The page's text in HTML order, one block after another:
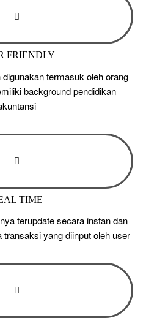
FRIENDLY
termasuk oleh orang
background pendidikan
TIME
terupdate secara instan dan
transaksi yang diinput oleh user